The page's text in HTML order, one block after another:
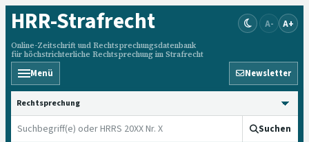
HRR-Strafrecht
Online-Zeitschrift und Rechtsprechungsdatenbank
für höchstrichterliche Rechtsprechung im Strafrecht
A- A+
Menü Newsletter
HRRS durchsuchen
Suchen